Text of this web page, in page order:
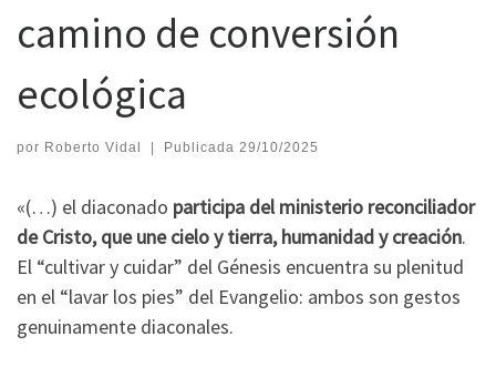
camino de conversión
ecológica
por Roberto Vidal | Publicada 29/10/2025
«(…) el diaconado participa del ministerio reconciliador
de Cristo, que une cielo y tierra, humanidad y creación.
El “cultivar y cuidar” del Génesis encuentra su plenitud
en el “lavar los pies” del Evangelio: ambos son gestos
genuinamente diaconales.